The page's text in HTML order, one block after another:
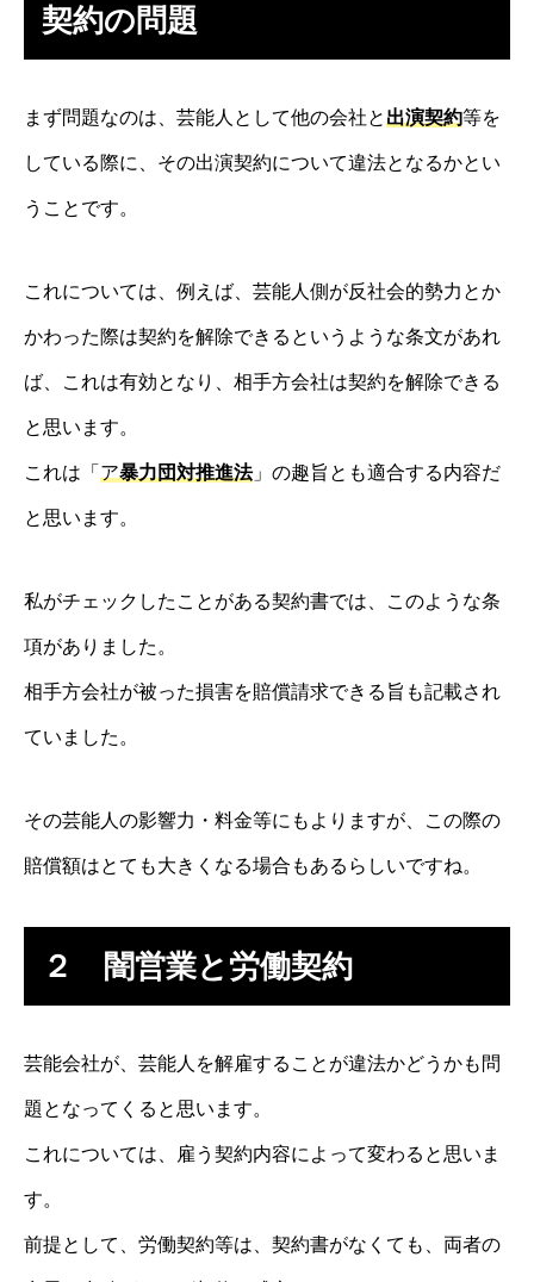
契約の問題
まず問題なのは、芸能人として他の会社と 出演契約等を
している際に、その出演契約について違法となるかとい
うことです。
これについては、例えば、芸能人側が反社会的勢力とか
かわった際は契約を解除できるというような条文があれ
ば、これは有効となり、相手方会社は契約を解除できる
と思います。
これは「 ア暴力団対推進法」の趣旨とも適合する内容だ
と思います。
私がチェックしたことがある契約書では、このような条
項がありました。
相手方会社が被った損害を賠償請求できる旨も記載され
ていました。
その芸能人の影響力・料金等にもよりますが、この際の
賠償額はとても大きくなる場合もあるらしいですね。
２ 闇営業と労働契約
芸能会社が、芸能人を解雇することが違法かどうかも問
題となってくると思います。
これについては、雇う契約内容によって変わると思いま
す。
前提として、労働契約等は、契約書がなくても、両者の